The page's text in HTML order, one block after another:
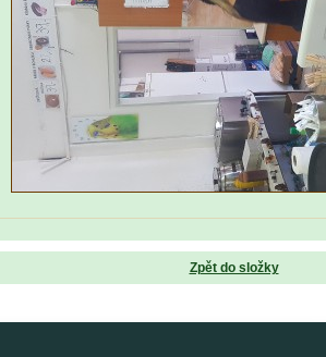
Zpět do složky